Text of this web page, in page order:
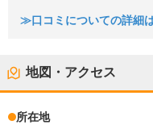
≫口コミについての詳細
地図・アクセス
所在地